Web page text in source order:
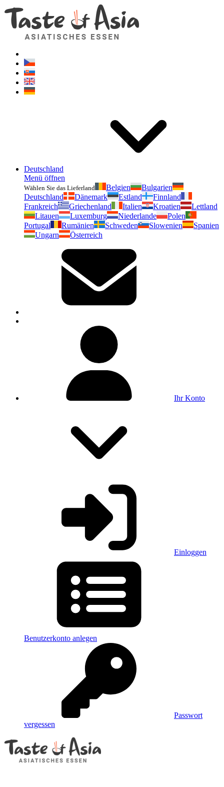
Deutschland
Menü öffnen
Wählen Sie das Lieferland Belgien
Bulgarien
Deutschland
Dänemark Estland
Finnland
Frankreich
Griechenland Italien Kroatien
Lettland
Litauen
Luxemburg Niederlande
Polen
Portugal
Rumänien Schweden Slowenien
Spanien
Ungarn
Österreich
Ihr Konto
Einloggen
Benutzerkonto anlegen
Passwort
vergessen
Geschmackvonasien.de
Zögern Sie nicht zu fragen. Ich bin für Sie da!